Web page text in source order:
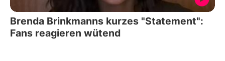
Brenda Brinkmanns kurzes "Statement":
Fans reagieren wütend